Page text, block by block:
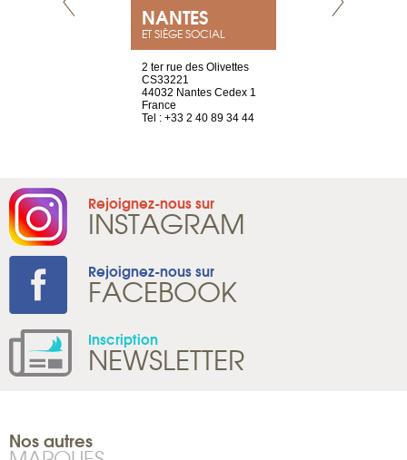
NANTES
ET SIÈGE SOCIAL
2 ter rue des Olivettes
CS33221
44032 Nantes Cedex 1
France
Tel : +33 2 40 89 34 44
Rejoignez-nous sur
INSTAGRAM
Rejoignez-nous sur
FACEBOOK
Inscription
NEWSLETTER
Nos autres